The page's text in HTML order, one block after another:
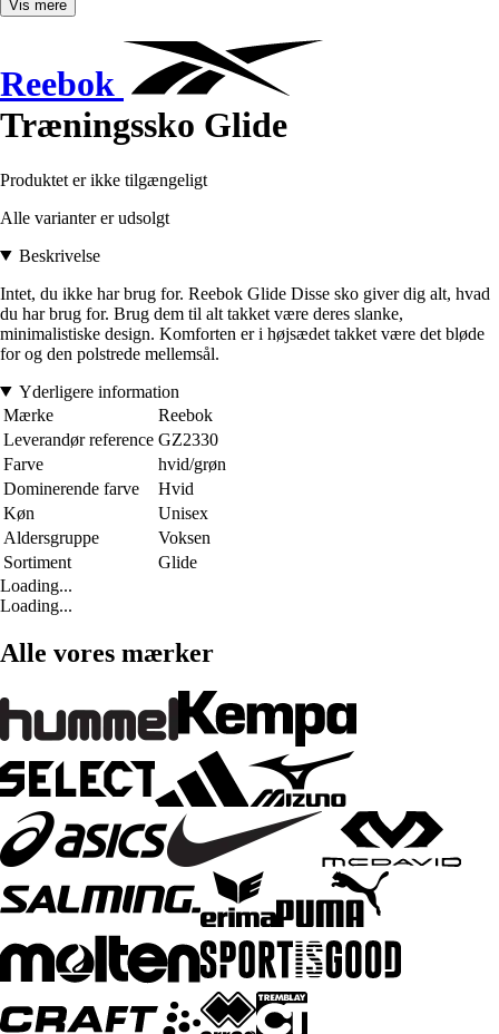
Vis mere
Reebok
Træningssko Glide
Produktet er ikke tilgængeligt
Alle varianter er udsolgt
Beskrivelse
Intet, du ikke har brug for. Reebok Glide Disse sko giver dig alt, hvad
du har brug for. Brug dem til alt takket være deres slanke,
minimalistiske design. Komforten er i højsædet takket være det bløde
for og den polstrede mellemsål.
Yderligere information
Mærke
Reebok
Leverandør reference GZ2330
Farve
hvid/grøn
Dominerende farve
Hvid
Køn
Unisex
Aldersgruppe
Voksen
Sortiment
Glide
Loading...
Loading...
Alle vores mærker